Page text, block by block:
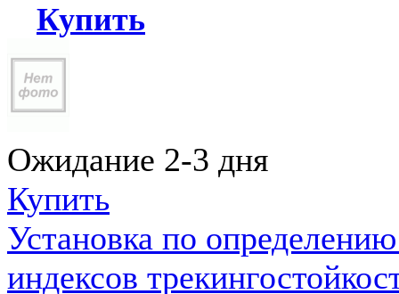
Купить
Ожидание 2-3 дня
Купить
Установка по
индексов